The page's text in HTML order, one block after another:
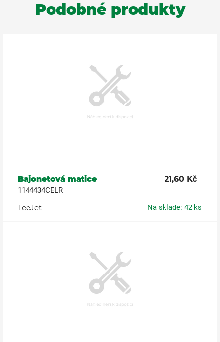
Podobné produkty
Bajonetová matice 21,60 Kč
1144434CELR
TeeJet Na skladě: 42 ks